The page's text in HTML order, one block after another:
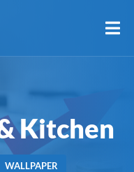
Kitchen
WALLPAPER